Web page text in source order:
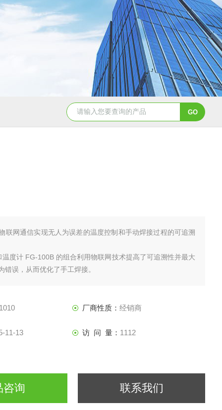
TGA 550热重分析仪 美国TA Discovery Core 流变仪
联网通信实现无人为误差的温度控制和手动焊接过程的可追溯
度计 FG-100B 的组合利用物联网技术提高了可追溯性并最大
错误，从而优化了手工焊接。
厂商性质：经销商
11-13 访 问 量： 1112
咨询 联系我们